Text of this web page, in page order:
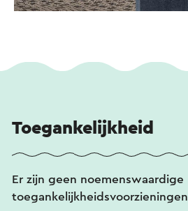
Toegankelijkheid
Er zijn geen noemenswaardige
toegankelijkheidsvoorzieningen